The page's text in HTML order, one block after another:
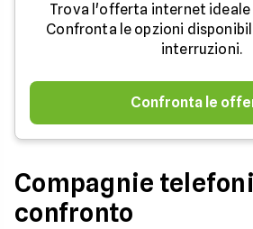
Trova l'offerta internet ideale
Confronta le opzioni
interruzioni.
Confronta le
Compagnie
confronto